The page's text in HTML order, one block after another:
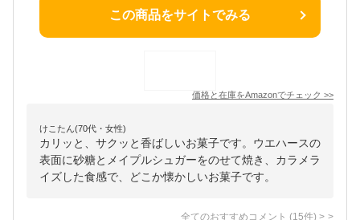
この商品をサイトでみる
価格と在庫をAmazonでチェック >>
けこたん(70代・女性)
カリッと、サクッと香ばしいお菓子です。ウエハースの
表面に砂糖とメイプルシュガーをのせて焼き、カラメラ
イズした食感で、どこか懐かしいお菓子です。
全てのおすすめコメント (15件) >